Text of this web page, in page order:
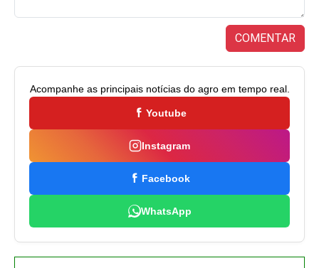
COMENTAR
Acompanhe as principais notícias do agro em tempo real.
Youtube
Instagram
Facebook
WhatsApp